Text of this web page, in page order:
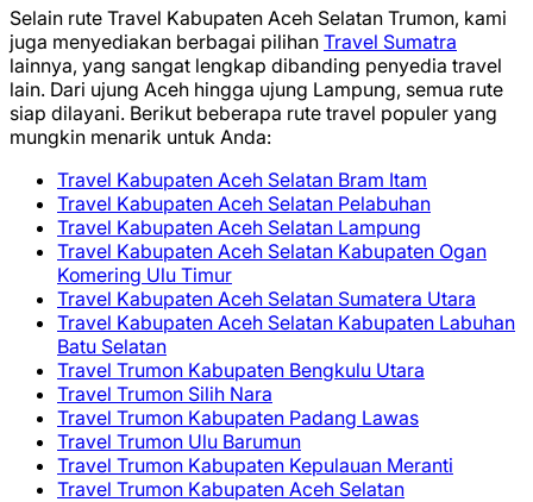
Selain rute Travel Kabupaten Aceh Selatan Trumon, kami
juga menyediakan berbagai pilihan Travel Sumatra
lainnya, yang sangat lengkap dibanding penyedia travel
lain. Dari ujung Aceh hingga ujung Lampung, semua rute
siap dilayani. Berikut beberapa rute travel populer yang
mungkin menarik untuk Anda:
Travel Kabupaten Aceh Selatan Bram Itam
Travel Kabupaten Aceh Selatan Pelabuhan
Travel Kabupaten Aceh Selatan Lampung
Travel Kabupaten Aceh Selatan Kabupaten Ogan
Komering Ulu Timur
Travel Kabupaten Aceh Selatan Sumatera Utara
Travel Kabupaten Aceh Selatan Kabupaten Labuhan
Batu Selatan
Travel Trumon Kabupaten Bengkulu Utara
Travel Trumon Silih Nara
Travel Trumon Kabupaten Padang Lawas
Travel Trumon Ulu Barumun
Travel Trumon Kabupaten Kepulauan Meranti
Travel Trumon Kabupaten Aceh Selatan